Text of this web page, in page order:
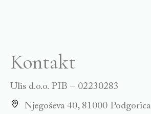
Kontakt
Ulis d.o.o. PIB – 02230283
Njegoševa 40, 81000 Podgorica